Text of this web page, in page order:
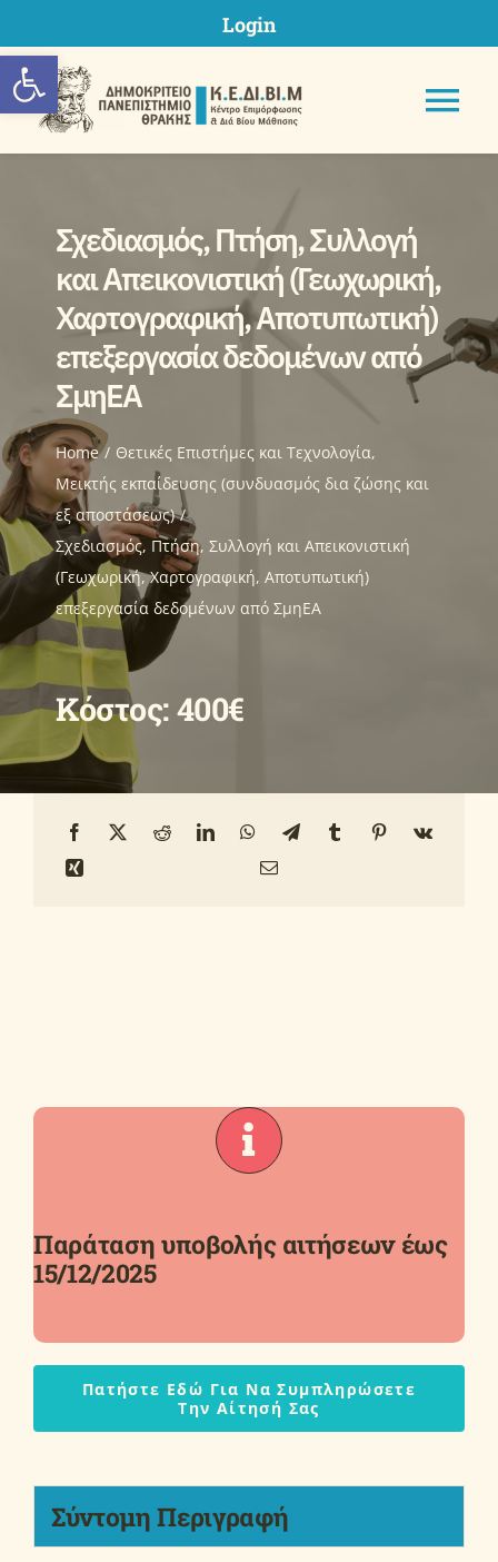
Ανοίξτε τη γραμμή εργαλείων
to
content
Login
ΚΕΔΙΒΙΜ ΔΠΘ
Προγράμματα
Υποβολή Πρότασης
Μητρώα
Οδηγοί
Ανακοινώσεις
Επικοινωνία
Σχεδιασμός, Πτήση, Συλλογή
και Απεικονιστική (Γεωχωρική,
Χαρτογραφική, Αποτυπωτική)
επεξεργασία δεδομένων από
ΣμηΕΑ
Home
Θετικές Επιστήμες και Τεχνολογία
Μεικτής εκπαίδευσης (συνδυασμός δια ζώσης και
εξ αποστάσεως)
Σχεδιασμός, Πτήση, Συλλογή και Απεικονιστική
(Γεωχωρική, Χαρτογραφική, Αποτυπωτική)
επεξεργασία δεδομένων από ΣμηΕΑ
Κόστος: 400€
Παράταση υποβολής αιτήσεων έως
15/12/2025
Πατήστε Εδώ Για Να Συμπληρώσετε
Την Αίτησή Σας
Σύντομη Περιγραφή